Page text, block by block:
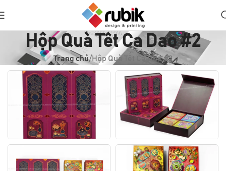
Hộp Quà Tết Ca Dao #2
Trang chủ Hộp Quà Tết Ca Dao #2